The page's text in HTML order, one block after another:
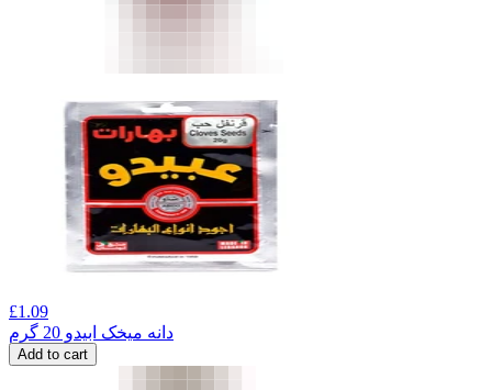
£1.09
دانه میخک ابیدو 20 گرم
Add to cart